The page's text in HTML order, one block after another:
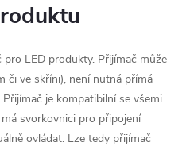
LED produkty. Přijímač může
či ve skříni), není nutná přímá
je kompatibilní se všemi
svorkovnici pro připojení
ovládat. Lze tedy přijímač